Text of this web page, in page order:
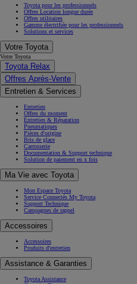
Toyota pour les professionnels
Offres Location longue durée
Offres utilitaires
Gamme électrifiée pour les professionnels
Solutions et services
Votre Toyota
Votre Toyota
Toyota Relax
Offres Après-Vente
Entretien & Services
Entretien
Offres du moment
Entretien & Réparation
Pneumatiques
Pièces d'origine
Bris de glace
Carrosserie
Documentation & Support technique
Solution de paiement en x fois
Ma Vie avec Toyota
Mon Espace Toyota
Service Connectés My Toyota
Support Technique
Campagnes de rappel
Accessoires
Accessoires
Produits d'entretien
Assistance & Garanties
Toyota Assistance